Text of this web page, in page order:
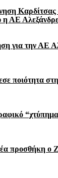
η ΑΕ
για την ΑΕ
ποιότητα
προσθήκη ο